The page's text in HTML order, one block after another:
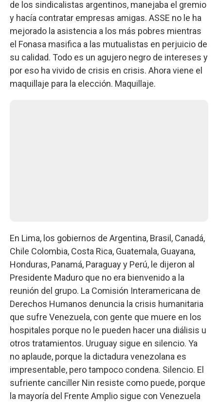
de los sindicalistas argentinos, manejaba el gremio
y hacía contratar empresas amigas. ASSE no le ha
mejorado la asistencia a los más pobres mientras
el Fonasa masifica a las mutualistas en perjuicio de
su calidad. Todo es un agujero negro de intereses y
por eso ha vivido de crisis en crisis. Ahora viene el
maquillaje para la elección. Maquillaje.
En Lima, los gobiernos de Argentina, Brasil, Canadá,
Chile Colombia, Costa Rica, Guatemala, Guayana,
Honduras, Panamá, Paraguay y Perú, le dijeron al
Presidente Maduro que no era bienvenido a la
reunión del grupo. La Comisión Interamericana de
Derechos Humanos denuncia la crisis humanitaria
que sufre Venezuela, con gente que muere en los
hospitales porque no le pueden hacer una diálisis u
otros tratamientos. Uruguay sigue en silencio. Ya
no aplaude, porque la dictadura venezolana es
impresentable, pero tampoco condena. Silencio. El
sufriente canciller Nin resiste como puede, porque
la mayoría del Frente Amplio sigue con Venezuela